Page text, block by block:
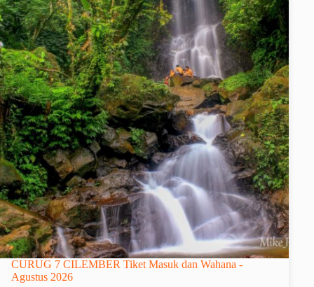
CURUG 7 CILEMBER Tiket Masuk dan Wahana -
Agustus 2026